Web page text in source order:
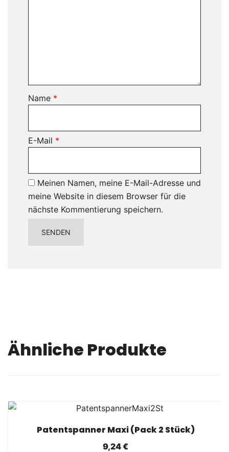
Name *
E-Mail *
Meinen Namen, meine E-Mail-Adresse und
meine Website in diesem Browser für die
nächste Kommentierung speichern.
Ähnliche Produkte
SCHNELLANSICHT
Patentspanner Maxi (Pack 2 Stück)
9,24€